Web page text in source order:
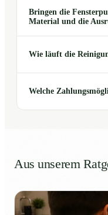
Bringen die
Material und die
Wie läuft die
Welche
Aus unserem